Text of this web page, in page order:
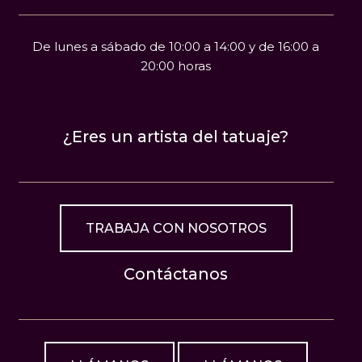
De lunes a sábado de 10:00 a 14:00 y de 16:00 a
20:00 horas
¿Eres un artista del tatuaje?
TRABAJA CON NOSOTROS
Contáctanos